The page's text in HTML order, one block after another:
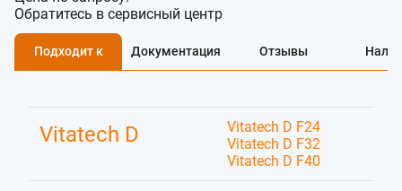
Обратитесь в сервисный центр
Подходит к Документация Отзывы
Vitatech D
Vitatech D F24
Vitatech D F32
Vitatech D F40